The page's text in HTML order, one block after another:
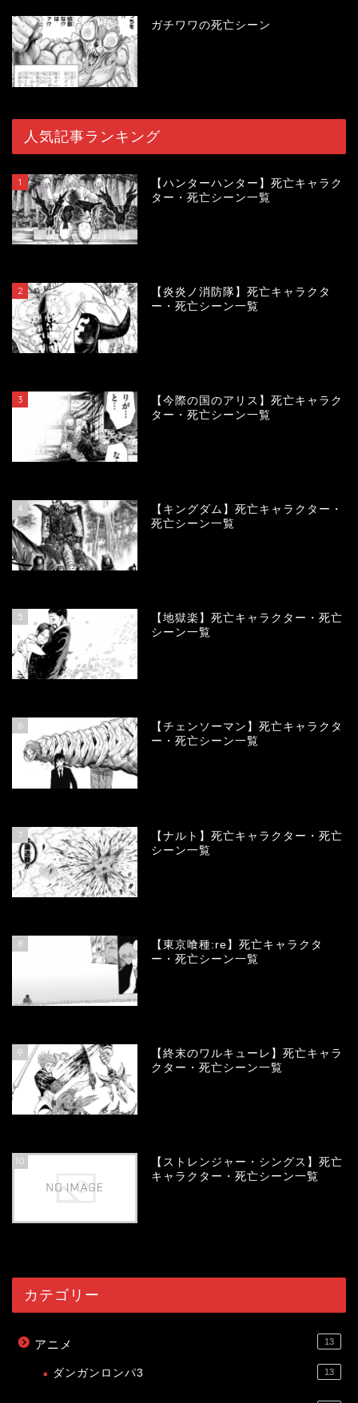
ガチワワの死亡シーン
人気記事ランキング
1
【ハンターハンター】死亡キャラク
ター・死亡シーン一覧
2
【炎炎ノ消防隊】死亡キャラクタ
ー・死亡シーン一覧
3
【今際の国のアリス】死亡キャラク
ター・死亡シーン一覧
4
【キングダム】死亡キャラクター・
死亡シーン一覧
5
【地獄楽】死亡キャラクター・死亡
シーン一覧
6
【チェンソーマン】死亡キャラクタ
ー・死亡シーン一覧
7
【ナルト】死亡キャラクター・死亡
シーン一覧
8
【東京喰種:re】死亡キャラクタ
ー・死亡シーン一覧
9
【終末のワルキューレ】死亡キャラ
クター・死亡シーン一覧
10
【ストレンジャー・シングス】死亡
キャラクター・死亡シーン一覧
カテゴリー
アニメ 13
ダンガンロンパ3 13